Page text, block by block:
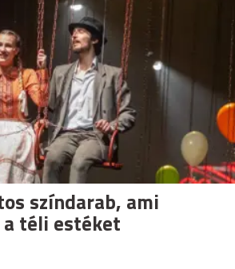
színdarab, ami
a téli estéket